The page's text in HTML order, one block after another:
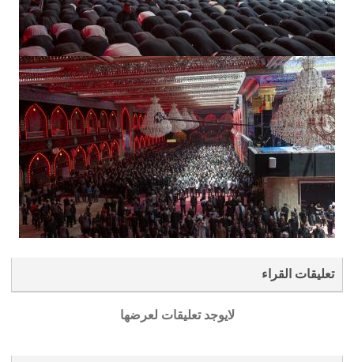
تعليقات القراء
لايوجد تعليقات لعرضها